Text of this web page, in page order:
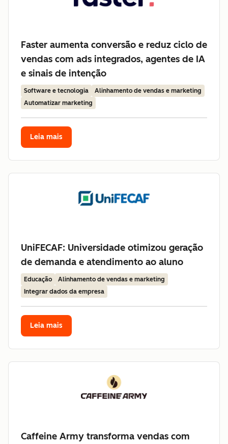
Faster aumenta conversão e reduz ciclo de
vendas com ads integrados, agentes de IA
e sinais de intenção
Software e tecnologia
Alinhamento de vendas e marketing
Automatizar marketing
Leia mais
UniFECAF: Universidade otimizou geração
de demanda e atendimento ao aluno
Educação
Alinhamento de vendas e marketing
Integrar dados da empresa
Leia mais
Caffeine Army transforma vendas com